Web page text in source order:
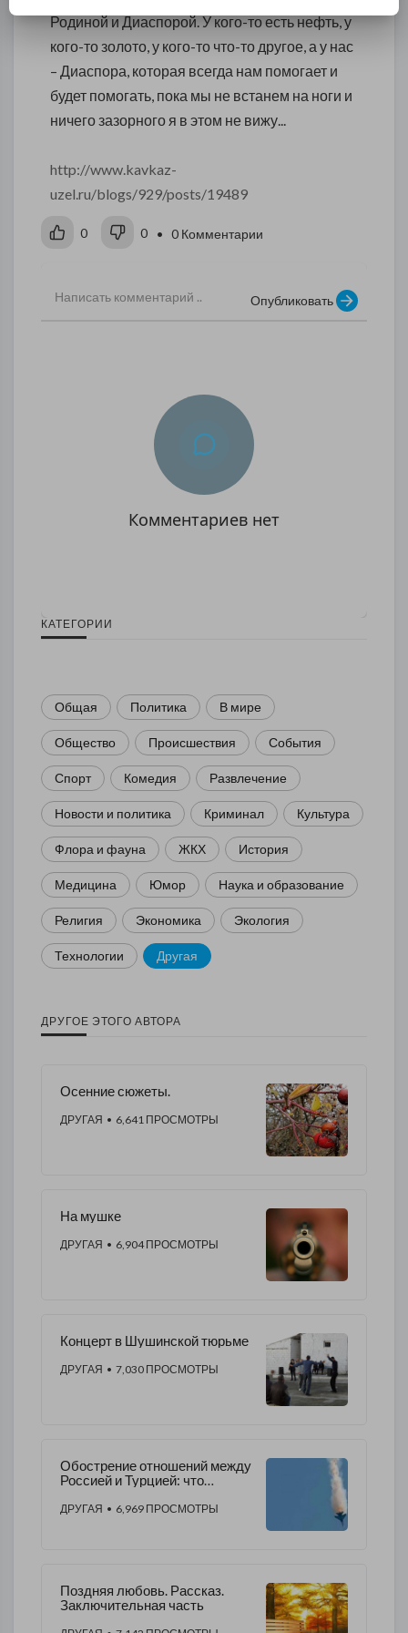
Родиной и Диаспорой. У кого-то есть нефть, у
кого-то золото, у кого-то что-то другое, а у нас
– Диаспора, которая всегда нам помогает и
будет помогать, пока мы не встанем на ноги и
ничего зазорного я в этом не вижу...
http://www.kavkaz-
uzel.ru/blogs/929/posts/19489
0 0 • 0 Комментарии
Опубликовать
Комментариев нет
КАТЕГОРИИ
Общая Политика В мире
Общество Происшествия События
Спорт Комедия Развлечение
Новости и политика Криминал Культура
Флора и фауна ЖКХ История
Медицина Юмор Наука и образование
Религия Экономика Экология
Технологии Другая
ДРУГОЕ ЭТОГО АВТОРА
Осенние сюжеты.
ДРУГАЯ • 6,641 ПРОСМОТРЫ
На мушке
ДРУГАЯ • 6,904 ПРОСМОТРЫ
Концерт в Шушинской тюрьме
ДРУГАЯ • 7,030 ПРОСМОТРЫ
Обострение отношений между
Россией и Турцией: что
ДРУГАЯ • 6,969 ПРОСМОТРЫ
Поздняя любовь. Рассказ.
Заключительная часть